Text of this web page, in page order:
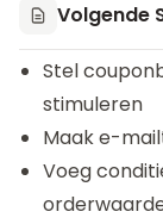
Volgende
Stel
stimuleren
Maak e-
Voeg